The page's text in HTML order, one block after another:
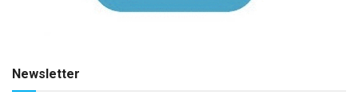
Newsletter